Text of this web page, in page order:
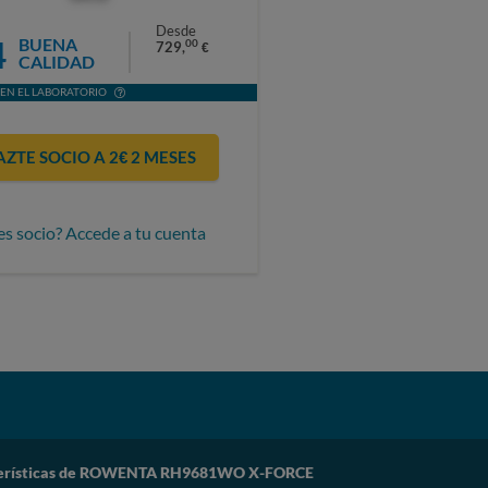
BUENA
CALIDAD
Desde
729,00 €
EL LABORATORIO
SOCIO A 2€ 2 MESES
socio? Accede a tu cuenta
de ROWENTA RH9681WO X-FORCE